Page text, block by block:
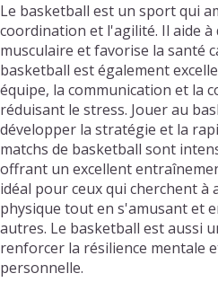
Le basketball est un sport qui
coordination et l'agilité. Il aide
musculaire et favorise la santé
basketball est également
équipe, la communication et la
réduisant le stress. Jouer au
développer la stratégie et la
matchs de basketball sont
offrant un excellent
idéal pour ceux qui cherchent
physique tout en s'amusant et
autres. Le basketball est aussi
renforcer la résilience mentale
personnelle.